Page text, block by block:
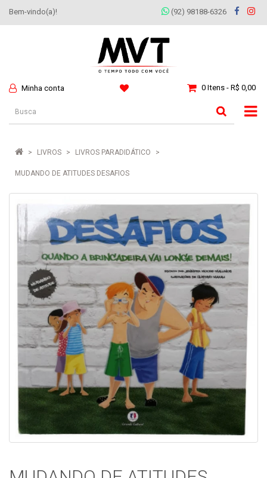
Bem-vindo(a)! (92) 98188-6326
Minha conta 0 Itens - R$ 0,00
LIVROS LIVROS PARADIDÁTICO
MUDANDO DE ATITUDES DESAFIOS